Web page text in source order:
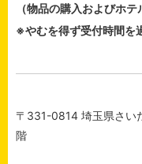
（物品の購入およびホテ
※やむを得ず受付時間を
〒331-0814 埼玉県さい
階